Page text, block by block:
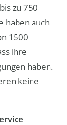
zu 750
haben auch
1500
ihre
haben.
keine